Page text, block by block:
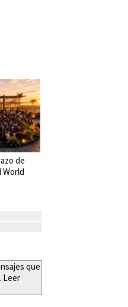
de
World
que
Leer